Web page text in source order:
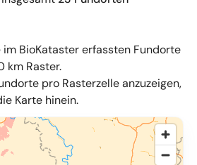
im BioKataster erfassten Fundorte
km Raster.
pro Rasterzelle anzuzeigen,
Karte hinein.
,34u GmbH